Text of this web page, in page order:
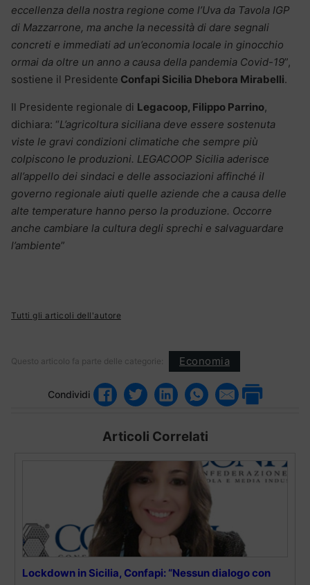
eccellenza della nostra regione come l’Uva da Tavola IGP
di Mazzarrone, ma anche la necessità di dare segnali
concreti e immediati ad un’economia locale in ginocchio
ormai da oltre un anno a causa della pandemia Covid-19”,
sostiene il Presidente Confapi Sicilia Dhebora Mirabelli.
Il Presidente regionale di Legacoop, Filippo Parrino,
dichiara: “L’agricoltura siciliana deve essere sostenuta
viste le gravi condizioni climatiche che sempre più
colpiscono le produzioni. LEGACOOP Sicilia aderisce
all’appello dei sindaci e delle associazioni affinché il
governo regionale aiuti quelle aziende che a causa delle
alte temperature hanno perso la produzione. Occorre
anche cambiare la cultura degli sprechi e salvaguardare
l’ambiente”
Tutti gli articoli dell'autore
Questo articolo fa parte delle categorie: Economia
Condividi
Articoli Correlati
Lockdown in Sicilia, Confapi: “Nessun dialogo con